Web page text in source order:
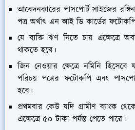
আবেদনকারের পাসপোর্ট সাইজের
পত্র অর্থাৎ এন আই ডি কার্ডের
যে ব্যক্তি ঋণ নিতে চায় এক্ষেত্রে
থাকতে হবে।
জিন নেওয়ার ক্ষেত্রে নমিনি
পরিচয় পত্রের ফটোকপি এবং
হবে।
প্রথমবার কেউ যদি গ্রামীণ ব্যাংক
এক্ষেত্রে ৫০ টাকা পর্যন্ত পেতে পারে।